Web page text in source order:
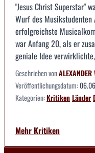
"Jesus Christ Superstar"
Wurf des Musikstudenten
erfolgreichste
war Anfang 20, als er
geniale Idee
Geschrieben vonALEXANDER
Veröffentlichungsdatum:
Kategorien:KritikenLänder
Mehr Kritiken